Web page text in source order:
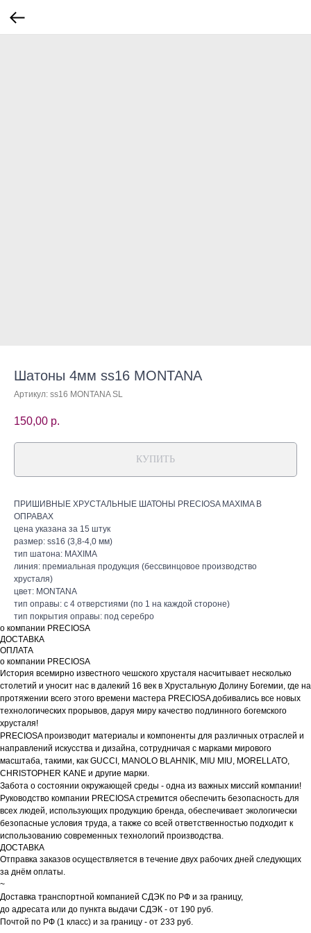
Шатоны 4мм ss16 MONTANA
Артикул: ss16 MONTANA SL
150,00 р.
КУПИТЬ
ПРИШИВНЫЕ ХРУСТАЛЬНЫЕ ШАТОНЫ PRECIOSA MAXIMA В
ОПРАВАХ
цена указана за 15 штук
размер: ss16 (3,8-4,0 мм)
тип шатона: MAXIMA
линия: премиальная продукция (бессвинцовое производство
хрусталя)
цвет: MONTANA
тип оправы: с 4 отверстиями (по 1 на каждой стороне)
тип покрытия оправы: под серебро
о компании PRECIOSA
ДОСТАВКА
ОПЛАТА
о компании PRECIOSA
История всемирно известного чешского хрусталя насчитывает несколько
столетий и уносит нас в далекий 16 век в Хрустальную Долину Богемии, где на
протяжении всего этого времени мастера PRECIOSA добивались все новых
технологических прорывов, даруя миру качество подлинного богемского
хрусталя!
PRECIOSA производит материалы и компоненты для различных отраслей и
направлений искусства и дизайна, сотрудничая с марками мирового
масштаба, такими, как GUCCI, MANOLO BLAHNIK, MIU MIU, MORELLATO,
CHRISTOPHER KANE и другие марки.
Забота о состоянии окружающей среды - одна из важных миссий компании!
Руководство компании PRECIOSA стремится обеспечить безопасность для
всех людей, использующих продукцию бренда, обеспечивает экологически
безопасные условия труда, а также со всей ответственностью подходит к
использованию современных технологий производства.
ДОСТАВКА
Отправка заказов осуществляется в течение двух рабочих дней следующих
за днём оплаты.
~
Доставка транспортной компанией СДЭК по РФ и за границу,
до адресата или до пункта выдачи СДЭК - от 190 руб.
Почтой по РФ (1 класс) и за границу - от 233 руб.